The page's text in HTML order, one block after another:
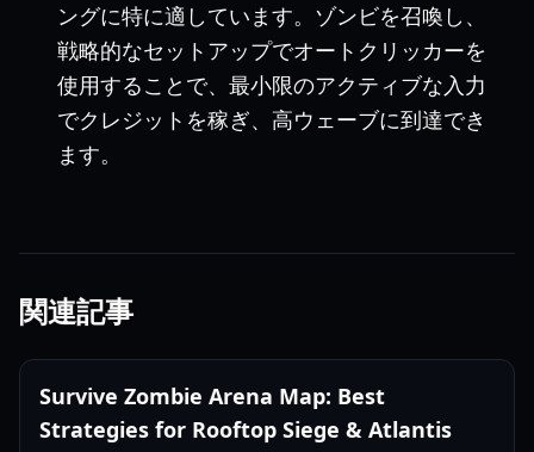
ングに特に適しています。ゾンビを召喚し、
戦略的なセットアップでオートクリッカーを
使用することで、最小限のアクティブな入力
でクレジットを稼ぎ、高ウェーブに到達でき
ます。
関連記事
Survive Zombie Arena Map: Best
Strategies for Rooftop Siege & Atlantis